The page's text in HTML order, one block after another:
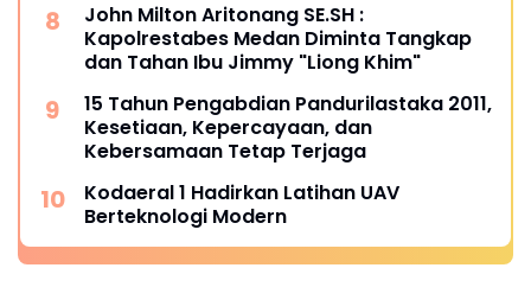
John Milton Aritonang SE.SH :
Kapolrestabes Medan Diminta Tangkap
dan Tahan Ibu Jimmy "Liong Khim"
15 Tahun Pengabdian Pandurilastaka 2011,
Kesetiaan, Kepercayaan, dan
Kebersamaan Tetap Terjaga
Kodaeral 1 Hadirkan Latihan UAV
Berteknologi Modern